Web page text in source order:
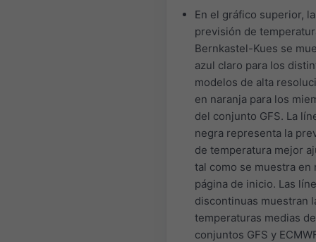
En el gráfico superior, la
previsión de
Bernkastel-Kues se
azul claro para los
modelos de alta
en naranja para los
del conjunto GFS. La
negra representa la
de temperatura mejor
tal como se muestra en
página de inicio. Las
discontinuas muestran
temperaturas medias
conjuntos GFS y